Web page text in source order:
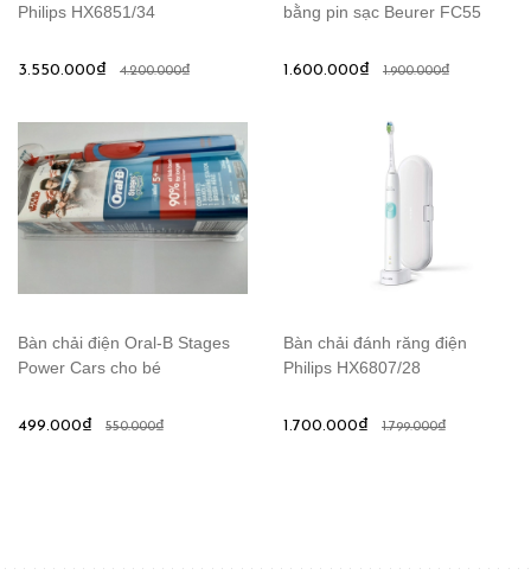
Philips HX6851/34
3.550.000₫ 4.200.000₫
bằng pin sạc Beurer FC55
1.600.000₫ 1.900.000₫
Bàn chải điện Oral-B Stages
Power Cars cho bé
499.000₫ 550.000₫
Bàn chải đánh răng điện
Philips HX6807/28
1.700.000₫ 1.799.000₫